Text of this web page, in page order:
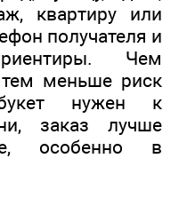
квартиру или
получателя и
Чем
меньше риск
нужен к
заказ лучше
особенно в